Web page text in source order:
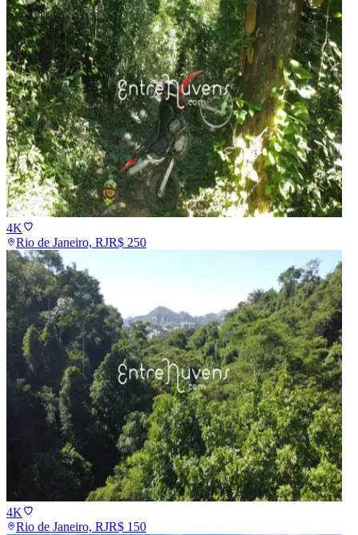
4K
Rio de Janeiro, RJR$ 250
4K
Rio de Janeiro, RJR$ 150